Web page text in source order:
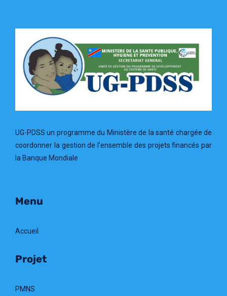
UG-PDSS un programme du Ministère de la santé chargée de
coordonner la gestion de l’ensemble des projets financés par
la Banque Mondiale
Menu
Accueil
Projet
PMNS